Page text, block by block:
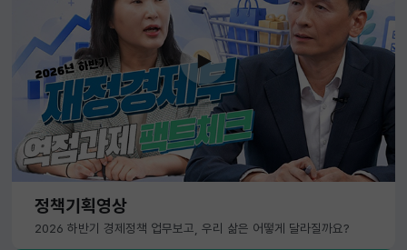
정책기획영상
2026 하반기 경제정책 업무보고, 우리 삶은 어떻게 달라질까요?